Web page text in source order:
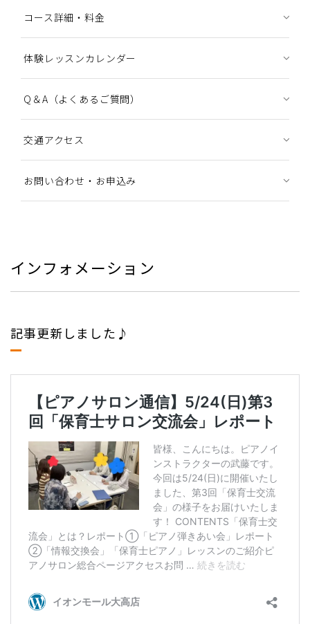
コース詳細・料金
体験レッスンカレンダー
Q＆A（よくあるご質問）
交通アクセス
お問い合わせ・お申込み
インフォメーション
記事更新しました♪